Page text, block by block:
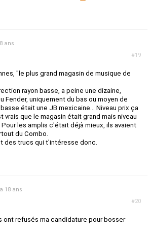
#19
ans
"le plus grand magasin de musique de
rayon basse, a peine une dizaine,
Fender, uniquement du bas ou moyen de
était une JB mexicaine... Niveau prix ça
que le magasin était grand mais niveau
les amplis c'était déjà mieux, ils avaient
du Combo.
des trucs qui t'intéresse donc.
#20
18 ans
ont refusés ma candidature pour bosser